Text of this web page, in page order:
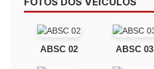
ABSC 02 ABSC 03